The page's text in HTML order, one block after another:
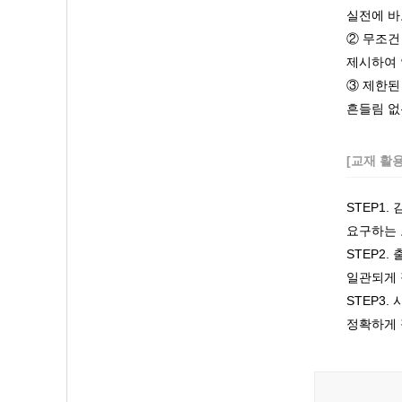
실전에
② 무조건
제시하여
③ 제한된
흔들림
[교재 활
STEP1.
요구하는
STEP2.
일관되게
STEP3.
정확하게